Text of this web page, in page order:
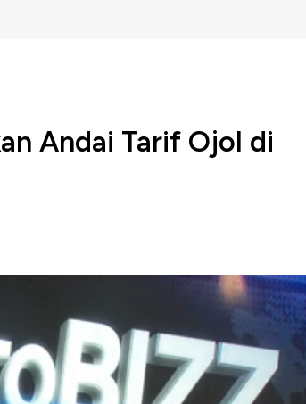
Andai Tarif Ojol di
untuk menaikkan tarif ojek online di
Kebijakan ini dikhawatirkan akan
pihak, mulai dari pengemudi, aplikator,
(Selasa, 06/01/2026) berikut ini.